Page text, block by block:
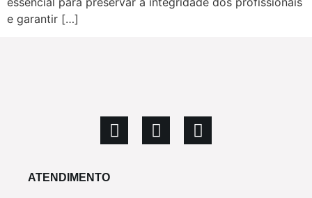
e garantir […]
ATENDIMENTO